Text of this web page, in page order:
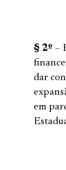
§ 2º –
dar
em